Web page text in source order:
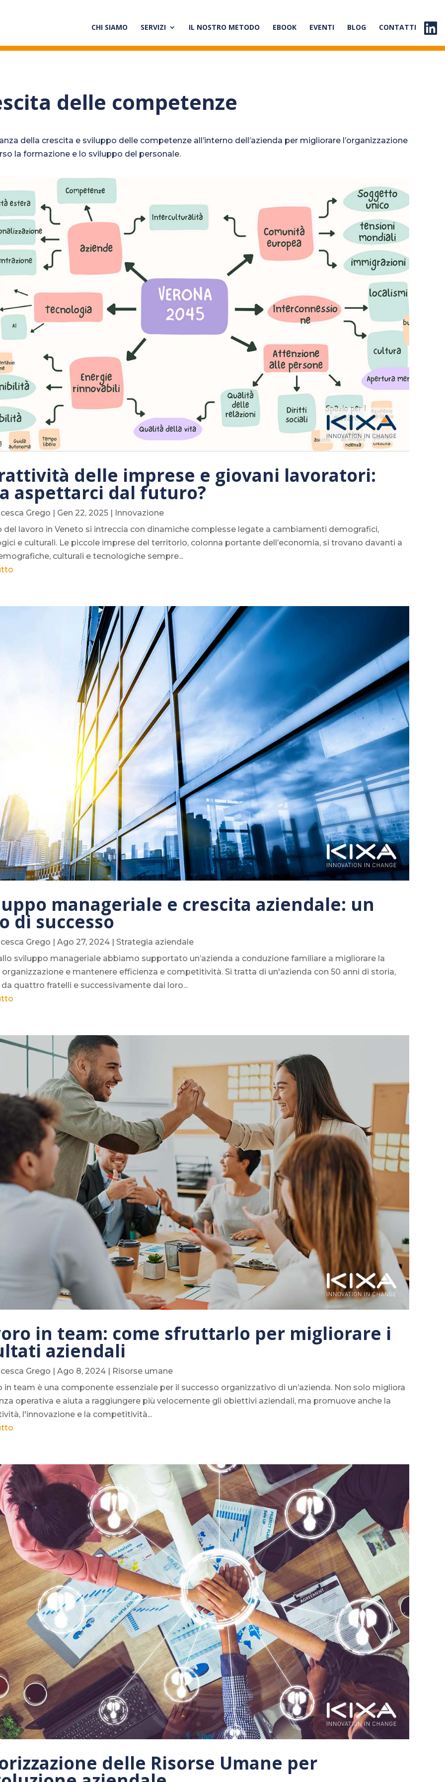
CHI SIAMO SERVIZI IL NOSTRO METODO EBOOK EVENTI BLOG CONTATTI
delle competenze
della crescita e sviluppo delle competenze all’interno dell’azienda per migliorare l’organizzazione
la formazione e lo sviluppo del personale.
delle imprese e giovani lavoratori:
aspettarci dal futuro?
Grego | Gen 22, 2025| Innovazione
del lavoro in Veneto si intreccia con dinamiche complesse legate a cambiamenti demografici,
e culturali. Le piccole imprese del territorio, colonna portante dell’economia, si trovano davanti a
culturali e tecnologiche sempre...
manageriale e crescita aziendale: un
di successo
Grego Ago 27, 2024| Strategia aziendale
sviluppo manageriale abbiamo supportato un’azienda a conduzione familiare a migliorare la
e mantenere efficienza e competitività. Si tratta di un'azienda con 50 anni di storia,
quattro fratelli e successivamente dai loro...
in team: come sfruttarlo per migliorare i
aziendali
Grego Ago 8, 2024|
Risorse umane
in team è una componente essenziale per il successo organizzativo di un’azienda. Non solo migliora
operativa e aiuta a raggiungere più velocemente gli obiettivi aziendali, ma promuove anche la
l'innovazione e la competitività...
delle Risorse Umane per